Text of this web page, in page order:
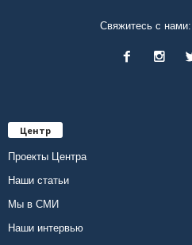
Свяжитесь с нами:
Центр
Проекты Центра
Наши статьи
Мы в СМИ
Наши интервью